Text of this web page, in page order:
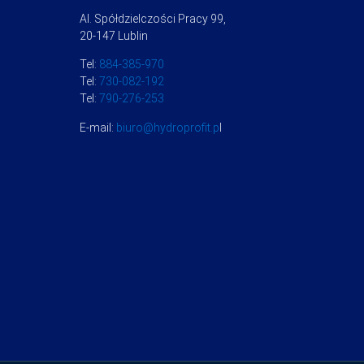
Al. Spółdzielczości Pracy 99,
20-147 Lublin
Tel: 884-385-970
Tel:730-082-192
Tel:790-276-253
E-mail: biuro@hydroprofit.p